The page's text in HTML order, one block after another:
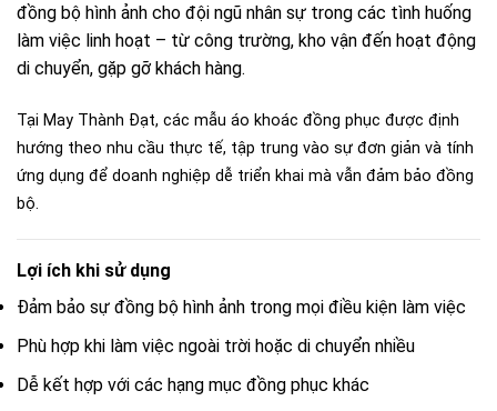
đồng bộ hình ảnh cho đội ngũ nhân sự trong các tình huống
làm việc linh hoạt – từ công trường, kho vận đến hoạt động
di chuyển, gặp gỡ khách hàng.
Tại May Thành Đạt, các mẫu áo khoác đồng phục được định
hướng theo nhu cầu thực tế, tập trung vào sự đơn giản và tính
ứng dụng để doanh nghiệp dễ triển khai mà vẫn đảm bảo đồng
bộ.
Lợi ích khi sử dụng
Đảm bảo sự đồng bộ hình ảnh trong mọi điều kiện làm việc
Phù hợp khi làm việc ngoài trời hoặc di chuyển nhiều
Dễ kết hợp với các hạng mục đồng phục khác